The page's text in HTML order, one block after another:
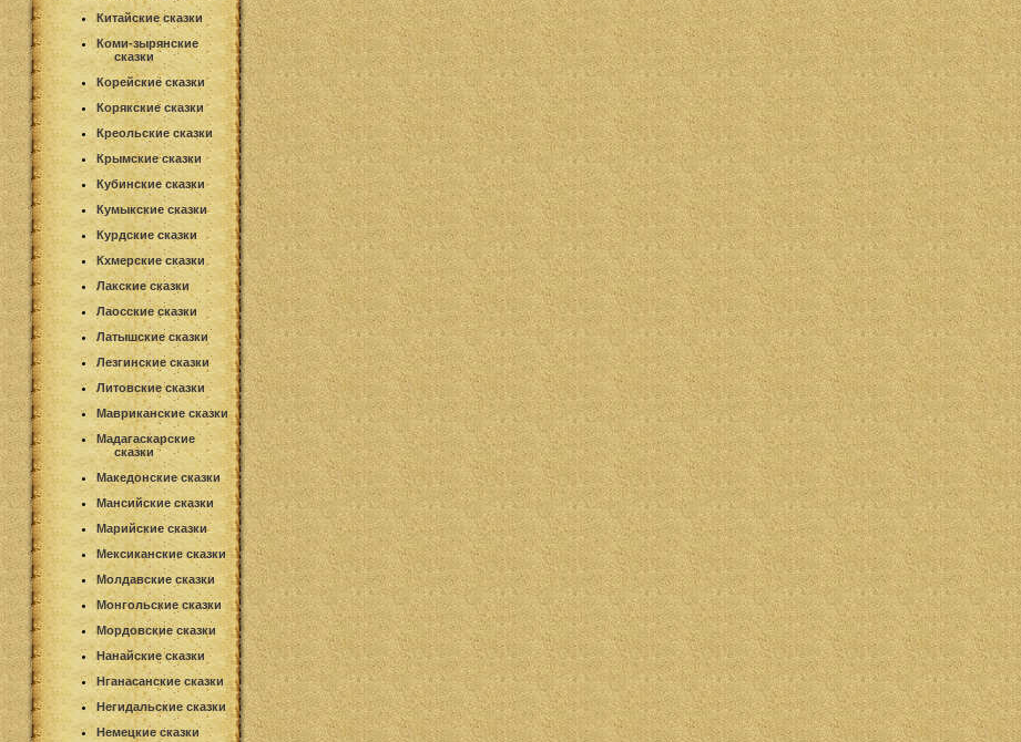
Китайские сказки
Коми-зырянские
сказки
Корейские сказки
Корякские сказки
Креольские сказки
Крымские сказки
Кубинские сказки
Кумыкские сказки
Курдские сказки
Кхмерские сказки
Лакские сказки
Лаосские сказки
Латышские сказки
Лезгинские сказки
Литовские сказки
Мавриканские сказки
Мадагаскарские
сказки
Македонские сказки
Мансийские сказки
Марийские сказки
Мексиканские сказки
Молдавские сказки
Монгольские сказки
Мордовские сказки
Нанайские сказки
Нганасанские сказки
Негидальские сказки
Немецкие сказки